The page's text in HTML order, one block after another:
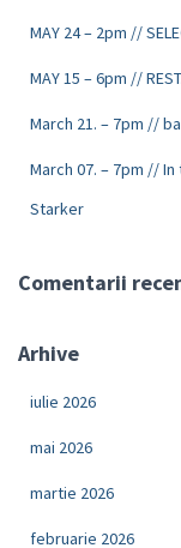
MAY 24 – 2pm //
MAY 15 – 6pm //
March 21. – 7pm //
March 07. – 7pm //
Starker
Comentarii
Arhive
iulie 2026
mai 2026
martie 2026
februarie 2026